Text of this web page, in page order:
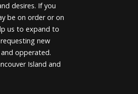
desires. If you
be on order or on
us to expand to
new
opperated.
Island and